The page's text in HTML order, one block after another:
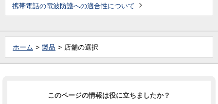
携帯電話の電波防護への適合性について
ホーム 製品 店舗の選択
このページの情報は役に立ちましたか？